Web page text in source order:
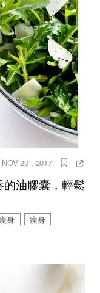
NOV 20 , 2017
油膠囊，輕鬆
身
瘦身